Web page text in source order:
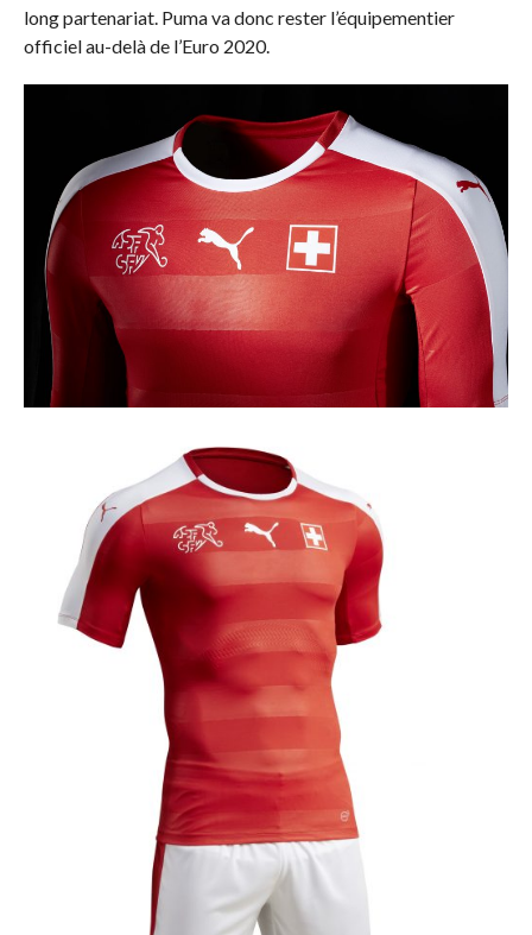
long partenariat. Puma va donc rester l’équipementier
officiel au-delà de l’Euro 2020.